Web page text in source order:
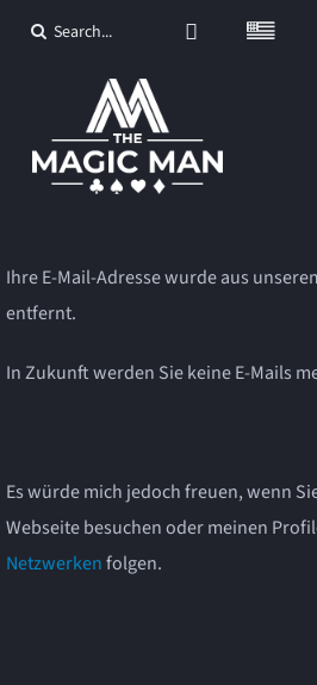
Suche
Ihre E-Mail-Adresse wurde aus
entfernt.
In Zukunft werden Sie keine E-Mails
Es würde mich jedoch freuen, wenn
Webseite besuchen oder meinen
Netzwerkenfolgen.